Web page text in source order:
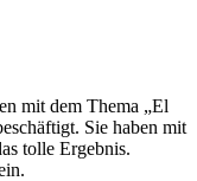
mit dem Thema „El
Sie haben mit
tolle Ergebnis.